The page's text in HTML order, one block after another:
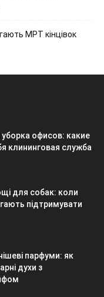
МРТ кінцівок
офисов: какие
клининговая служба
для собак: коли
підтримувати
парфуми: як
духи з